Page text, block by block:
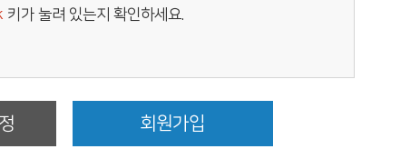
키가 눌려 있는지 확인하세요.
회원가입